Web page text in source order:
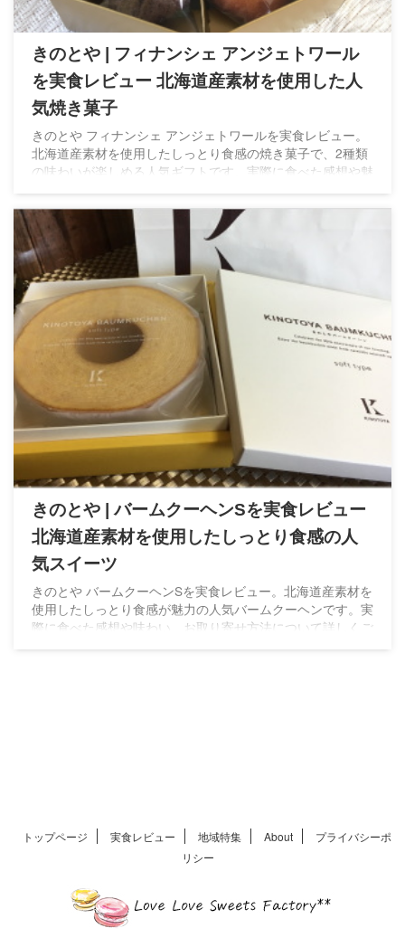
きのとや | フィナンシェ アンジェトワール
を実食レビュー 北海道産素材を使用した人
気焼き菓子
きのとや フィナンシェ アンジェトワールを実食レビュー。
北海道産素材を使用したしっとり食感の焼き菓子で、2種類
の味わいが楽しめる人気ギフトです。実際に食べた感想や魅
きのとや | バームクーヘンSを実食レビュー
北海道産素材を使用したしっとり食感の人
気スイーツ
きのとや バームクーヘンSを実食レビュー。北海道産素材を
使用したしっとり食感が魅力の人気バームクーヘンです。実
際に食べた感想や味わい、お取り寄せ方法について詳しくご
トップページ 実食レビュー 地域特集 About
プライバシーポ
リシー